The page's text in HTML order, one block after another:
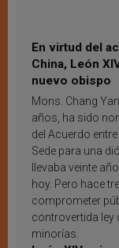
En virtud del
China, León
nuevo obispo
Mons. Chang
años, ha sido
del Acuerdo
Sede para una
llevaba veinte
hoy. Pero hace
comprometer
controvertida ley
minorías.